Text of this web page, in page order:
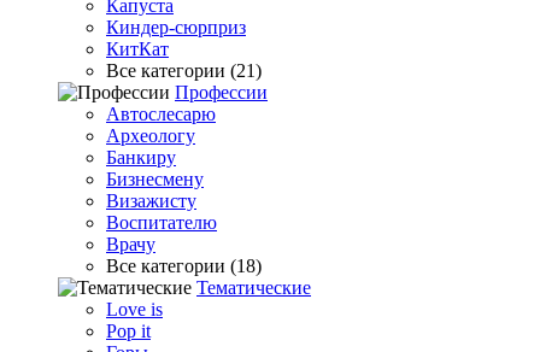
Капуста
Киндер-сюрприз
КитКат
Все категории (21)
Профессии
Автослесарю
Археологу
Банкиру
Бизнесмену
Визажисту
Воспитателю
Врачу
Все категории (18)
Тематические
Love is
Pop it